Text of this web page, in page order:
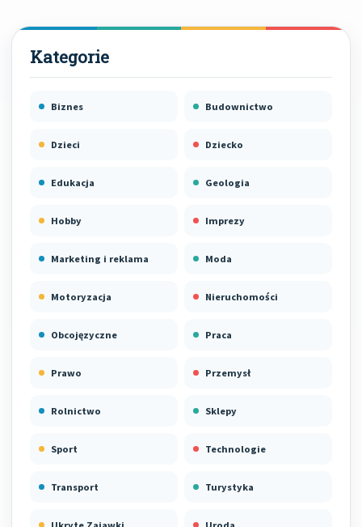
Biznes Budownictwo
Dzieci Dziecko
Edukacja Geologia
Hobby Imprezy
Marketing i reklama Moda
Motoryzacja Nieruchomości
Obcojęzyczne Praca
Prawo Przemysł
Rolnictwo Sklepy
Sport Technologie
Transport Turystyka